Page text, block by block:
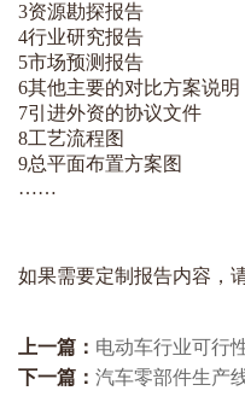
3资源勘探报告
4行业研究报告
5市场预测报告
6其他主要的对比方案说明
7引进外资的协议文件
8工艺流程图
9总平面布置方案图
……
如果需要定制报告内容，
上一篇： 电动车行业可行
下一篇： 汽车零部件生产